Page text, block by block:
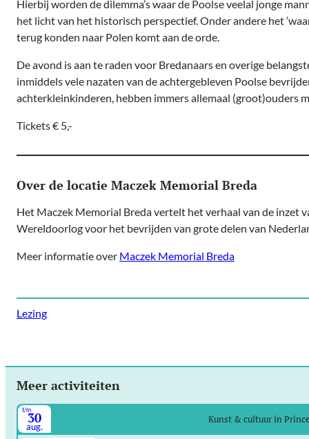
Hierbij worden de dilemma’s waar de Poolse veelal jonge
het licht van het historisch perspectief. Onder andere het
terug konden naar Polen komt aan de orde.
De avond is aan te raden voor Bredanaars en overige
inmiddels vele nazaten van de achtergebleven Poolse
achterkleinkinderen, hebben immers allemaal (groot)ouders
Tickets € 5,-
Over de locatie Maczek Memorial Breda
Het Maczek Memorial Breda vertelt het verhaal van de inzet
Wereldoorlog voor het bevrijden van grote delen van
Meer informatie over Maczek Memorial Breda
Lezing
Meer activiteiten
t/m
30
aug.
Kunst & cultuur in